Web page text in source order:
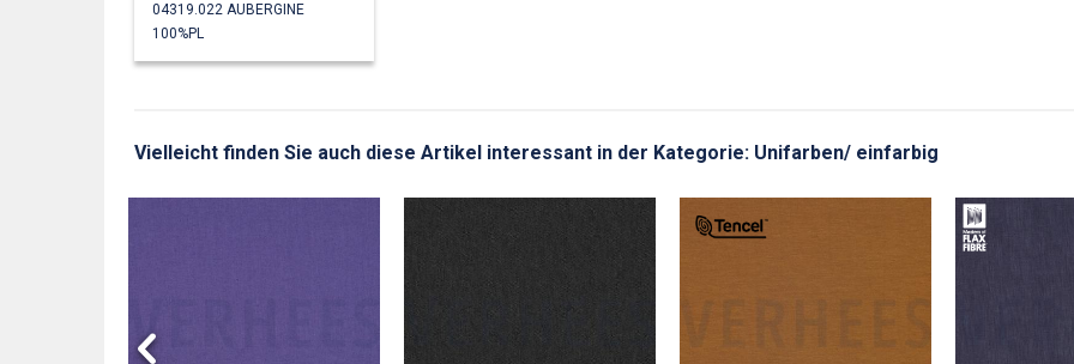
04319.022 AUBERGINE
100%PL
Vielleicht finden Sie auch diese Artikel interessant in der Kategorie: Unifarben/ einfarbig